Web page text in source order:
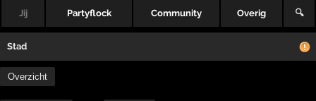
Jij Partyflock Community Overig 🔍
Stad
Overzicht